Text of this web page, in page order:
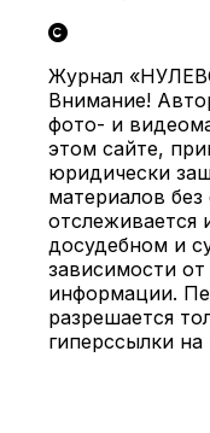
Журнал
Внимание!
фото- и
этом сайте,
юридически
материалов без
отслеживается
досудебном и
зависимости
информации.
разрешается
гиперссылки